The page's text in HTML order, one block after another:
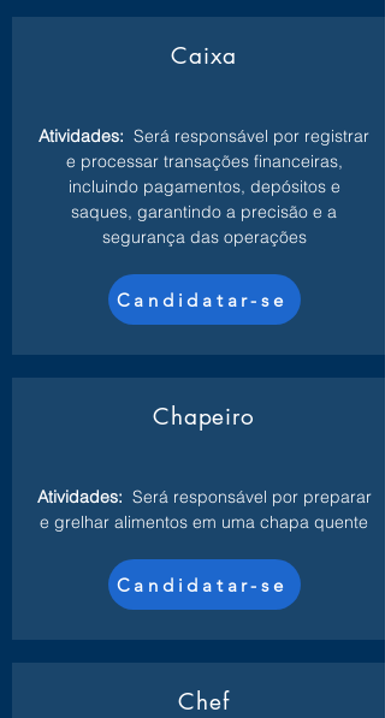
Caixa
Atividades: Será responsável por registrar
e processar transações financeiras,
incluindo pagamentos, depósitos e
saques, garantindo a precisão e a
segurança das operações
Candidatar-se
Chapeiro
Atividades: Será responsável por preparar
e grelhar alimentos em uma chapa quente
Candidatar-se
Chef